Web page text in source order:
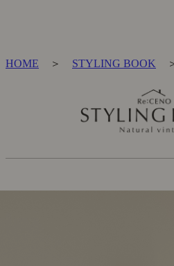
HOME ＞ STYLING BOOK